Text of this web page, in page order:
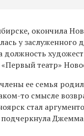
окончила
у заслуженного
должность
театр»
ее семья
то смысле
стал